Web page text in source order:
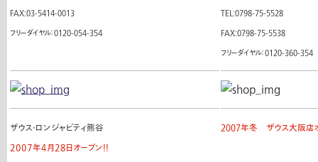
FAX:03-5414-0013
フリーダイヤル：0120-054-354
TEL:0798-75-5528
FAX:0798-75-5538
フリーダイヤル：0120-360-354
ザウス・ロンジャビティ熊谷
２００７年４月２８日オープン!!
2007年冬 ザウス大阪店